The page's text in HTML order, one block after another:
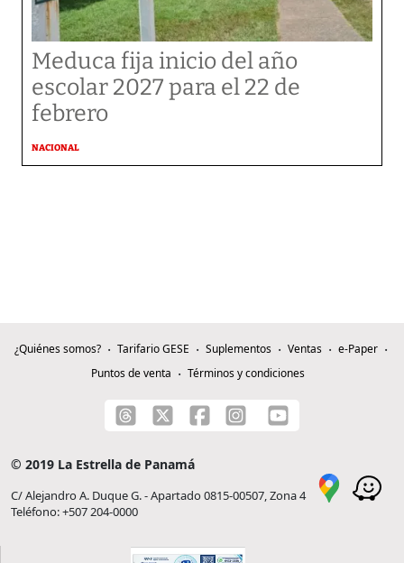
Meduca fija inicio del año
escolar 2027 para el 22 de
febrero
NACIONAL
¿Quiénes somos? Tarifario GESE Suplementos Ventas
e-Paper
Puntos de venta
Términos y condiciones
© 2019 La Estrella de Panamá
C/ Alejandro A. Duque G. - Apartado 0815-00507, Zona 4
Teléfono: +507 204-0000